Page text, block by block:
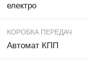
електро
КОРОБКА ПЕРЕДАЧ
Автомат КПП